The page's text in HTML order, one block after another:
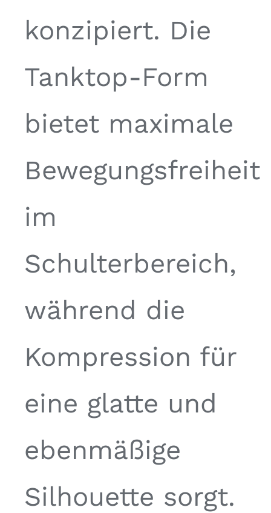
konzipiert. Die
Tanktop-Form
bietet maximale
Bewegungsfreiheit
im
Schulterbereich,
während die
Kompression für
eine glatte und
ebenmäßige
Silhouette sorgt.